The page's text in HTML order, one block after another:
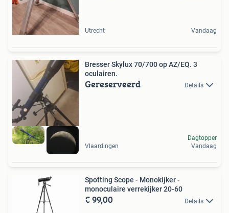
Utrecht Vandaag
Bresser Skylux 70/700 op AZ/EQ. 3
oculairen.
Gereserveerd Details
Vlaardingen
Dagtopper
Vandaag
Spotting Scope - Monokijker -
monoculaire verrekijker 20-60
€ 99,00 Details